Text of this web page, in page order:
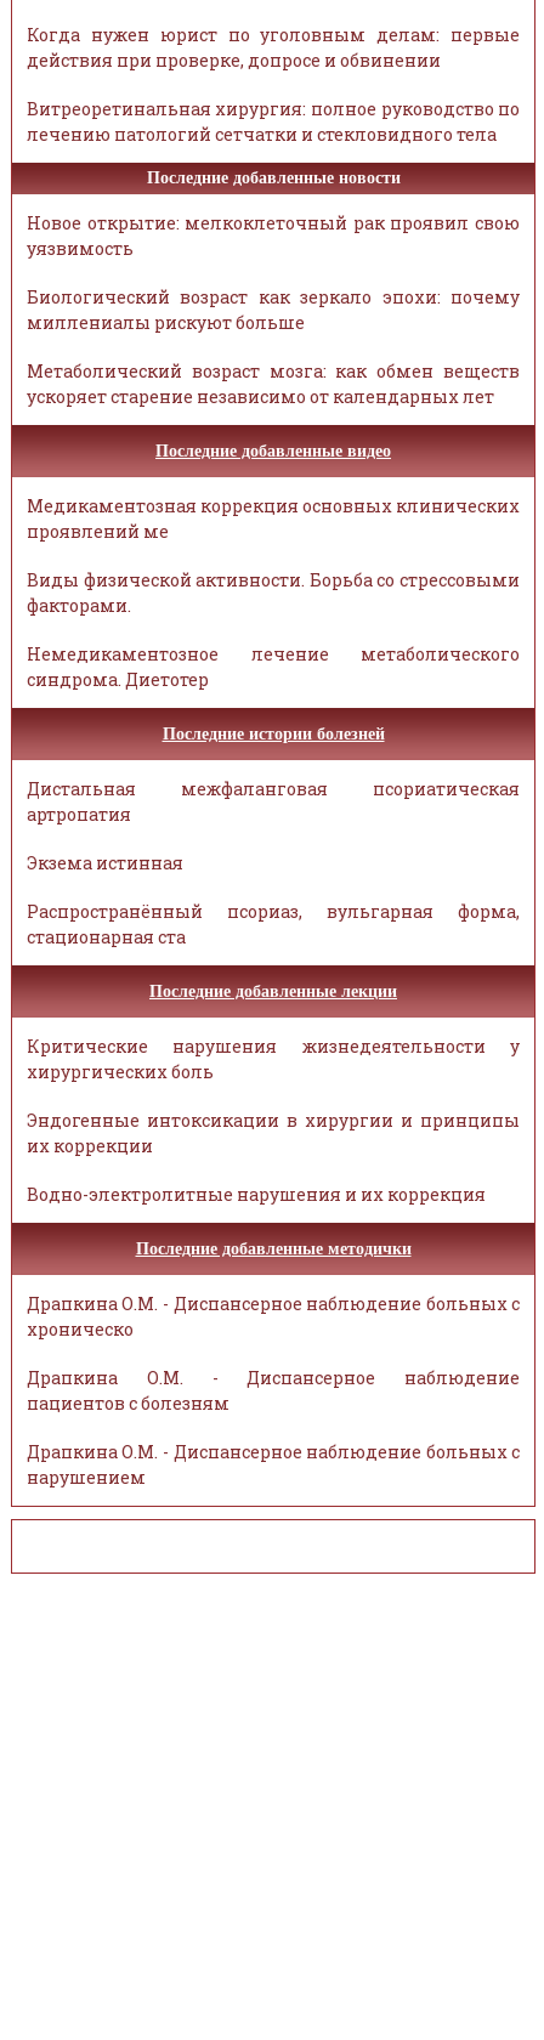
Когда нужен юрист по уголовным делам: первые
действия при проверке, допросе и обвинении
Витреоретинальная хирургия: полное руководство по
лечению патологий сетчатки и стекловидного тела
Последние добавленные новости
Новое открытие: мелкоклеточный рак проявил свою
уязвимость
Биологический возраст как зеркало эпохи: почему
миллениалы рискуют больше
Метаболический возраст мозга: как обмен веществ
ускоряет старение независимо от календарных лет
Последние добавленные видео
Медикаментозная коррекция основных клинических
проявлений ме
Виды физической активности. Борьба со стрессовыми
факторами.
Немедикаментозное лечение метаболического
синдрома. Диетотер
Последние истории болезней
Дистальная межфаланговая псориатическая
артропатия
Экзема истинная
Распространённый псориаз, вульгарная форма,
стационарная ста
Последние добавленные лекции
Критические нарушения жизнедеятельности у
хирургических боль
Эндогенные интоксикации в хирургии и принципы
их коррекции
Водно-электролитные нарушения и их коррекция
Последние добавленные методички
Драпкина О.М. - Диспансерное наблюдение больных с
хроническо
Драпкина О.М. - Диспансерное наблюдение
пациентов с болезням
Драпкина О.М. - Диспансерное наблюдение больных с
нарушением